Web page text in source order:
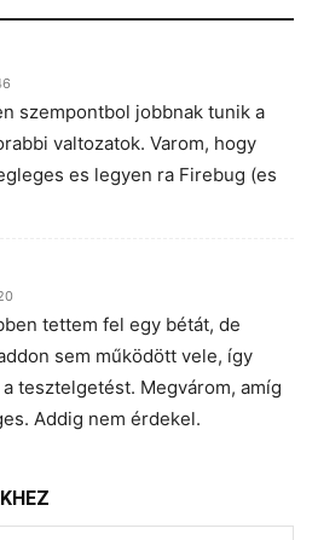
szempontbol jobbnak tunik a
valtozatok. Varom, hogy
es legyen ra Firebug (es
tettem fel egy bétát, de
sem működött vele, így
tesztelgetést. Megvárom, amíg
Addig nem érdekel.